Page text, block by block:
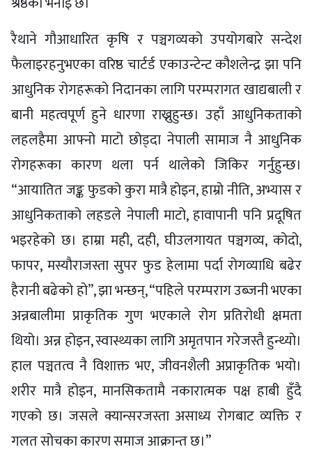
रैथाने गौआधारित कृषि र पञ्चगव्यको उपयोगबारे सन्देश
फैलाइरहनुभएका वरिष्ठ चार्टर्ड एकाउन्टेन्ट कौशलेन्द्र झा पनि
आधुनिक रोगहरूको निदानका लागि परम्परागत खाद्यबाली र
बानी महत्वपूर्ण हुने धारणा राख्नुहुन्छ। उहाँ आधुनिकताको
लहलहैमा आफ्नो माटो छोड्दा नेपाली सामाज नै आधुनिक
रोगहरूका कारण थला पर्न थालेको जिकिर गर्नुहुन्छ।
“आयातित जङ्क फुडको कुरा मात्रै होइन, हाम्रो नीति, अभ्यास र
आधुनिकताको लहडले नेपाली माटो, हावापानी पनि प्रदूषित
भइरहेको छ। हाम्रा मही, दही, घीउलगायत पञ्चगव्य, कोदो,
फापर, मस्यौराजस्ता सुपर फुड हेलामा पर्दा रोगव्याधि बढेर
हैरानी बढेको हो”, झा भन्छन्, “पहिले परम्पराग उब्जनी भएका
अन्नबालीमा प्राकृतिक गुण भएकाले रोग प्रतिरोधी क्षमता
थियो। अन्न होइन, स्वास्थ्यका लागि अमृतपान गरेजस्तै हुन्थ्यो।
हाल पञ्चतत्व नै विशाक्त भए, जीवनशैली अप्राकृतिक भयो।
शरीर मात्रै होइन, मानसिकतामै नकारात्मक पक्ष हाबी हुँदै
गएको छ। जसले क्यान्सरजस्ता असाध्य रोगबाट व्यक्ति र
गलत सोचका कारण समाज आक्रान्त छ।”